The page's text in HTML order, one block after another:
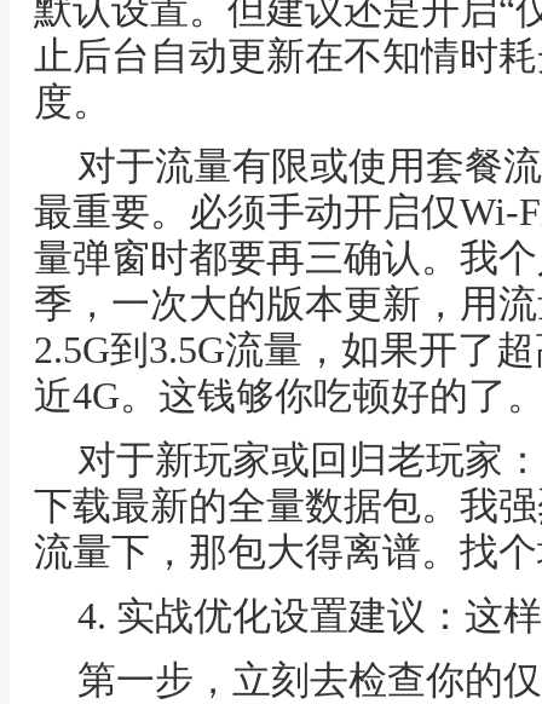
默认设置。但建议还是开启“
止后台自动更新在不知情时
度。
对于流量有限或使用套餐
最重要。必须手动开启仅Wi-
量弹窗时都要再三确认。我
季，一次大的版本更新，用
2.5G到3.5G流量，如果开了
近4G。这钱够你吃顿好的了
对于新玩家或回归老玩家
下载最新的全量数据包。我
流量下，那包大得离谱。找
4. 实战优化设置建议：这
第一步，立刻去检查你的